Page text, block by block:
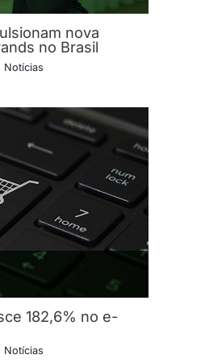
nova
no Brasil
Notícias
182,6% no e-
Notícias